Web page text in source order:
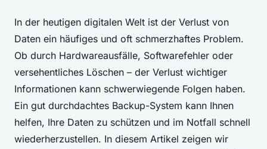
In der heutigen digitalen Welt ist der Verlust von
Daten ein häufiges und oft schmerzhaftes Problem.
Ob durch Hardwareausfälle, Softwarefehler oder
versehentliches Löschen – der Verlust wichtiger
Informationen kann schwerwiegende Folgen haben.
Ein gut durchdachtes Backup-System kann Ihnen
helfen, Ihre Daten zu schützen und im Notfall schnell
wiederherzustellen. In diesem Artikel zeigen wir